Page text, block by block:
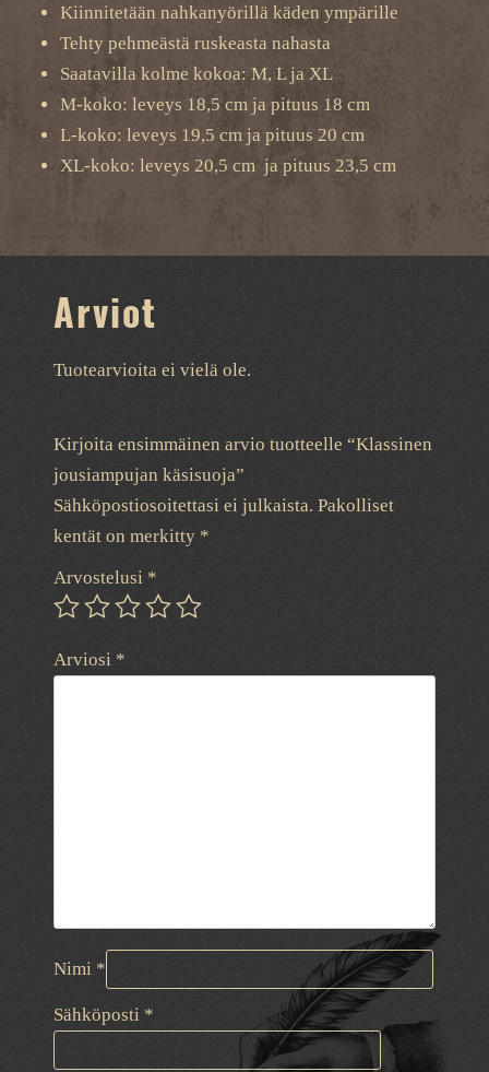
Kiinnitetään nahkanyörillä käden ympärille
Tehty pehmeästä ruskeasta nahasta
Saatavilla kolme kokoa: M, L ja XL
M-koko: leveys 18,5 cm ja pituus 18 cm
L-koko: leveys 19,5 cm ja pituus 20 cm
XL-koko: leveys 20,5 cm ja pituus 23,5 cm
Arviot
Tuotearvioita ei vielä ole.
Kirjoita ensimmäinen arvio tuotteelle “Klassinen
jousiampujan käsisuoja”
Sähköpostiosoitettasi ei julkaista. Pakolliset
kentät on merkitty *
Arvostelusi *
Arviosi *
Nimi *
Sähköposti *